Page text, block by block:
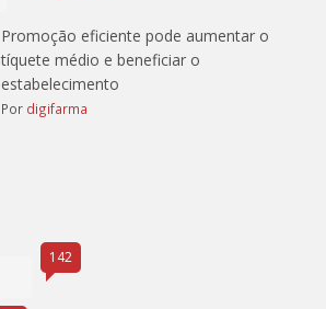
Promoção eficiente pode aumentar o
tíquete médio e beneficiar o
estabelecimento
Por digifarma
142